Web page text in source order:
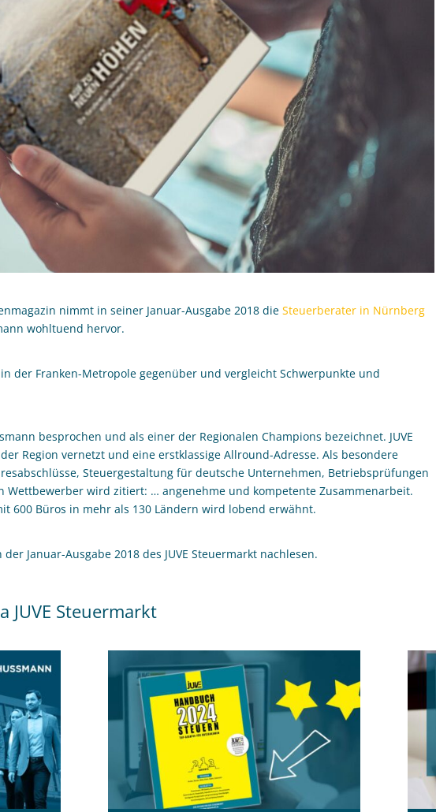
nimmt in seiner Januar-Ausgabe 2018 dieSteuerberater in Nürnberg
wohltuend hervor.
der Franken-Metropole gegenüber und vergleicht Schwerpunkte und
besprochen und als einer der Regionalen Champions bezeichnet. JUVE
Region vernetzt und eine erstklassige Allround-Adresse. Als besondere
Steuergestaltung für deutsche Unternehmen, Betriebsprüfungen
Wettbewerber wird zitiert: … angenehme und kompetente Zusammenarbeit.
600 Büros in mehr als 130 Ländern wird lobend erwähnt.
Januar-Ausgabe 2018 des JUVE Steuermarkt nachlesen.
JUVE Steuermarkt